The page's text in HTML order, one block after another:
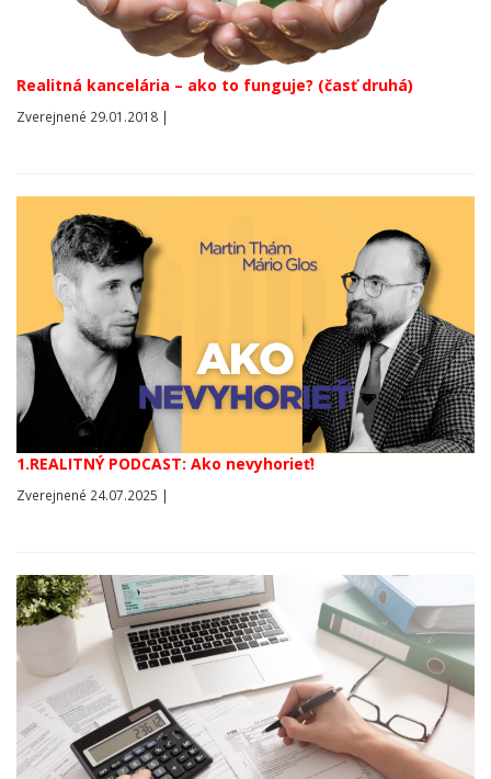
Realitná kancelária – ako to funguje? (časť druhá)
Zverejnené 29.01.2018 |
1.REALITNÝ PODCAST: Ako nevyhorieť!
Zverejnené 24.07.2025 |